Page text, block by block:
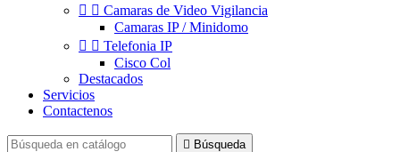
  Camaras de Video Vigilancia
Camaras IP / Minidomo
  Telefonia IP
Cisco Col
Destacados
Servicios
Contactenos
 Búsqueda